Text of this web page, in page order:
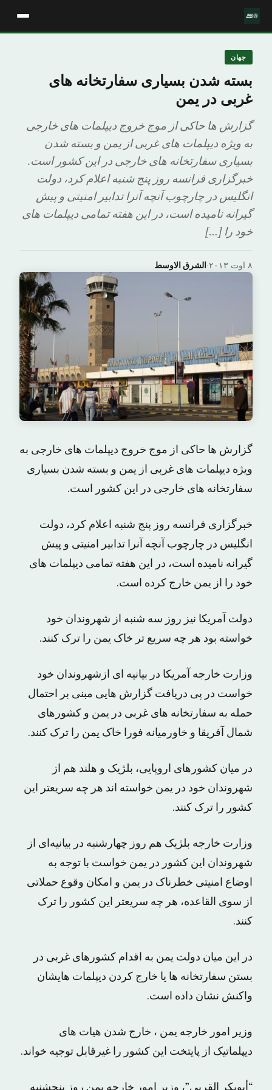
جهان
بسته شدن بسیاری سفارتخانه های
غربی در یمن
گزارش ها حاکی از موج خروج دیپلمات های خارجی
به ویژه دیپلمات های غربی از یمن و بسته شدن
بسیاری سفارتخانه های خارجی در این کشور است.
خبرگزاری فرانسه روز پنج شنبه اعلام کرد، دولت
انگلیس در چارچوب آنچه آنرا تدابیر امنیتی و پیش
گیرانه نامیده است، در این هفته تمامی دیپلمات های
خود را […]
الشرق الاوسط· ۸ اوت ۲۰۱۳
گزارش ها حاکی از موج خروج دیپلمات های خارجی به
ویژه دیپلمات های غربی از یمن و بسته شدن بسیاری
سفارتخانه های خارجی در این کشور است.
خبرگزاری فرانسه روز پنج شنبه اعلام کرد، دولت
انگلیس در چارچوب آنچه آنرا تدابیر امنیتی و پیش
گیرانه نامیده است، در این هفته تمامی دیپلمات های
خود را از یمن خارج کرده است.
دولت آمریکا نیز روز سه شنبه از شهروندان خود
خواسته بود هر چه سریع تر خاک یمن را ترک کنند.
وزارت خارجه آمریکا در بیانیه ای ازشهروندان خود
خواست در پی دریافت گزارش هایی مبنی بر احتمال
حمله به سفارتخانه های غربی در یمن و کشورهای
شمال آفریقا و خاورمیانه فورا خاک یمن را ترک کنند.
در میان کشورهای اروپایی، بلژیک و هلند هم از
شهروندان خود در یمن خواسته اند هر چه سریعتر این
کشور را ترک کنند.
وزارت خارجه بلژیک هم روز چهارشنبه در بیانیه‌ای از
شهروندان این کشور در یمن خواست با توجه به
اوضاع امنیتی خطرناک در یمن و امکان وقوع حملاتی
از سوی القاعده، هر چه سریعتر این کشور را ترک
کنند.
در این میان دولت یمن به اقدام کشورهای غربی در
بستن سفارتخانه ها یا خارج کردن دیپلمات هایشان
واکنش نشان داده است.
وزیر امور خارجه یمن ، خارج شدن هیات های
دیپلماتیک از پایتخت این کشور را غیرقابل توجیه خواند.
“أبوبکر القربى”، وزیر امور خارجه یمن روز پنجشنبه